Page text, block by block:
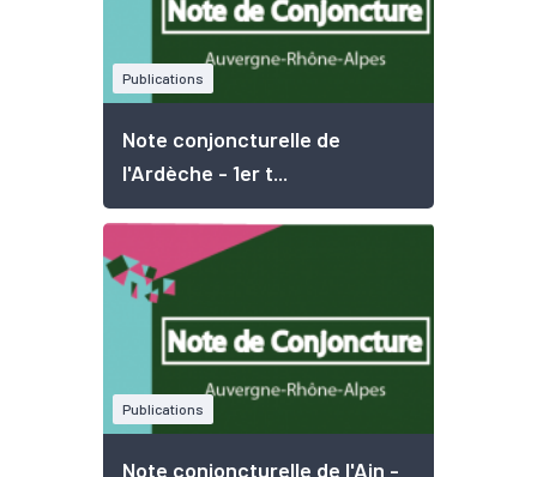
Publications
Note conjoncturelle de
l'Ardèche - 1er t...
Publications
Note conjoncturelle de l'Ain -